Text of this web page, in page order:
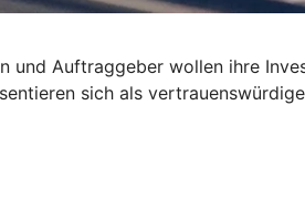
und Auftraggeber wollen ihre
sich als